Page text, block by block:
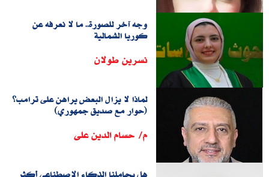
وجه آخر للصورة.. ما لا نعرفه عن
كوريا الشمالية
نسرين طولان
لماذا لا يزال البعض يراهن على ترامب؟
(حوار مع صديق جمهوري)
م/ حسام الدين على
هل يجاملنا الذكاء الاصطناعي أكثر